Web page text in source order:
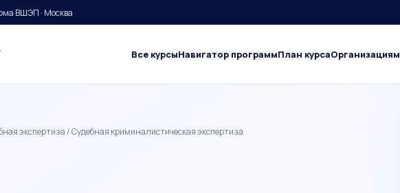
ВШЭП · Москва
Все курсыНавигатор программПлан курсаОрганизациям
экспертиза / Судебная криминалистическая экспертиза